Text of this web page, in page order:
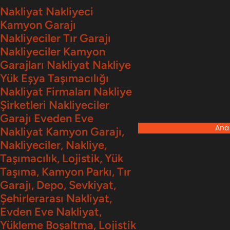
İçeriğe
geç
Nakliyat Nakliyeci
Kamyon Garajı
Nakliyeciler Tır Garajı
Nakliyeciler Kamyon
Garajları Nakliyat Nakliye
Yük Eşya Taşımacılığı
Nakliyat Firmaları Nakliye
Şirketleri Nakliyeciler
Garajı Eveden Eve
Nakliyat Kamyon Garajı,
Nakliyeciler, Nakliye,
Taşımacılık, Lojistik, Yük
Taşıma, Kamyon Parkı, Tır
Garajı, Depo, Sevkiyat,
Şehirlerarası Nakliyat,
Evden Eve Nakliyat,
Yükleme Boşaltma, Lojistik